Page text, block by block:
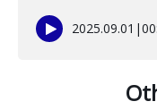
2025.09.01 |